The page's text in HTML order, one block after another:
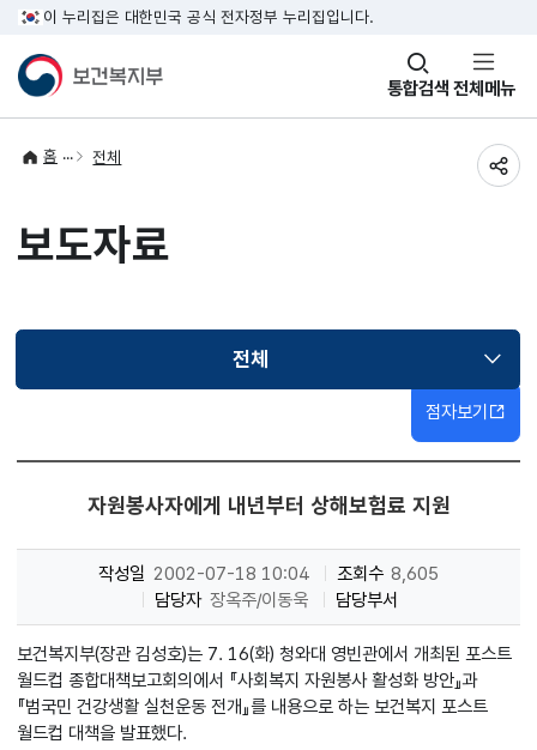
이 누리집은 대한민국 공식 전자정부 누리집입니다.
통합검색
창
열기 전체메뉴
홈 전체
보도자료
전체선택됨
점자보기
자원봉사자에게 내년부터 상해보험료 지원
작성일 2002-07-18 10:04 조회수 8,605
담당자 장옥주/이동욱 담당부서
보건복지부(장관 김성호)는 7. 16(화) 청와대 영빈관에서 개최된 포스트
월드컵 종합대책보고회의에서 『사회복지 자원봉사 활성화 방안』과
『범국민 건강생활 실천운동 전개』를 내용으로 하는 보건복지 포스트
월드컵 대책을 발표했다.